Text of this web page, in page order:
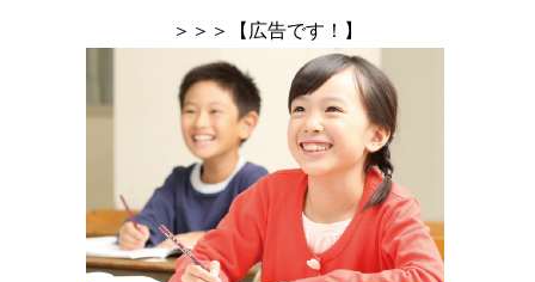
＞＞＞【広告です！】